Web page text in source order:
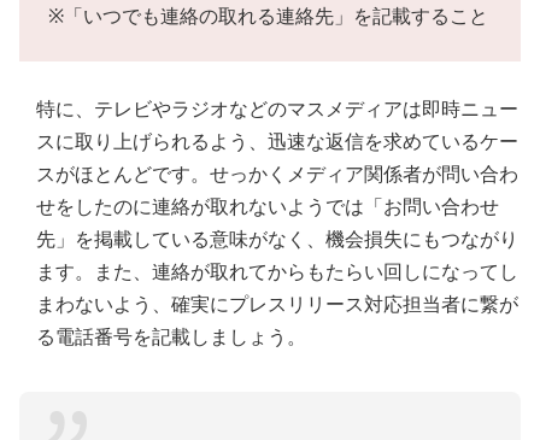
※「いつでも連絡の取れる連絡先」を記載すること
特に、テレビやラジオなどのマスメディアは即時ニュー
スに取り上げられるよう、迅速な返信を求めているケー
スがほとんどです。せっかくメディア関係者が問い合わ
せをしたのに連絡が取れないようでは「お問い合わせ
先」を掲載している意味がなく、機会損失にもつながり
ます。また、連絡が取れてからもたらい回しになってし
まわないよう、確実にプレスリリース対応担当者に繋が
る電話番号を記載しましょう。